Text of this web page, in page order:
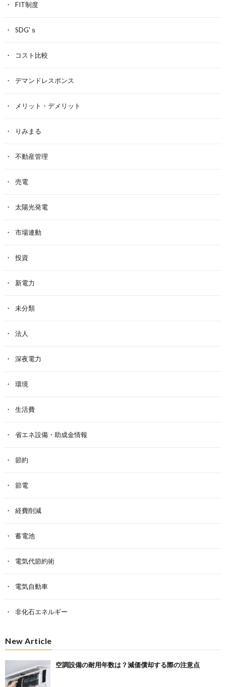
FIT制度
SDG'ｓ
コスト比較
デマンドレスポンス
メリット・デメリット
りみまる
不動産管理
売電
太陽光発電
市場連動
投資
新電力
未分類
法人
深夜電力
環境
生活費
省エネ設備・助成金情報
節約
節電
経費削減
蓄電池
電気代節約術
電気自動車
非化石エネルギー
New Article
空調設備の耐用年数は？減価償却する際の注意点